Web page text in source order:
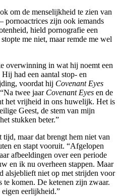
om de menselijkheid te zien van
pornoactrices zijn ook iemands
hield pornografie een
me niet, maar remde me wel
overwinning in wat hij noemt een
had een aantal stop- en
voordat hij Covenant Eyes
twee jaar Covenant Eyes en de
het vrijheid in ons huwelijk. Het is
Geest, de stem van mijn
stukken beter.”
maar dat brengt hem niet van
en stapt vooruit. “Afgelopen
afbeeldingen over een periode
en ik nu overheen stappen. Maar
alsjeblieft niet op met strijden voor
komen. De ketenen zijn zwaar.
eigen eerlijkheid.”